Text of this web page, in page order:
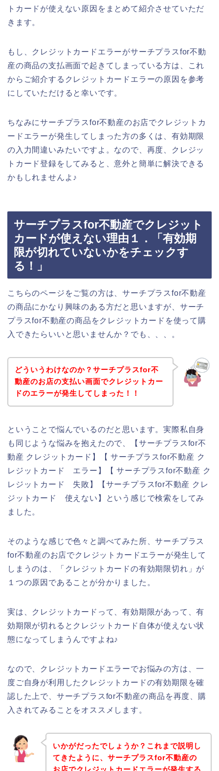
トカードが使えない原因をまとめて紹介させていただ
きます。
もし、クレジットカードエラーがサーチプラスfor不動
産の商品の支払画面で起きてしまっている方は、これ
からご紹介するクレジットカードエラーの原因を参考
にしていただけると幸いです。
ちなみにサーチプラスfor不動産のお店でクレジットカ
ードエラーが発生してしまった方の多くは、有効期限
の入力間違いみたいですよ。なので、再度、クレジッ
トカード登録をしてみると、意外と簡単に解決できる
かもしれませんよ♪
サーチプラスfor不動産でクレジット
カードが使えない理由１．「有効期
限が切れていないかをチェックす
る！」
こちらのページをご覧の方は、サーチプラスfor不動産
の商品にかなり興味のある方だと思いますが、サーチ
プラスfor不動産の商品をクレジットカードを使って購
入できたらいいと思いませんか？でも、、、。
どういうわけなのか？サーチプラスfor不
動産のお店の支払い画面でクレジットカー
ドのエラーが発生してしまった！！
ということで悩んでいるのだと思います。実際私自身
も同じような悩みを抱えたので、【サーチプラスfor不
動産 クレジットカード】【 サーチプラスfor不動産 ク
レジットカード エラー】【 サーチプラスfor不動産 ク
レジットカード 失敗】【サーチプラスfor不動産 クレ
ジットカード 使えない】という感じで検索をしてみ
ました。
そのような感じで色々と調べてみた所、サーチプラス
for不動産のお店でクレジットカードエラーが発生して
しまうのは、「クレジットカードの有効期限切れ」が
１つの原因であることが分かりました。
実は、クレジットカードって、有効期限があって、有
効期限が切れるとクレジットカード自体が使えない状
態になってしまうんですよね♪
なので、クレジットカードエラーでお悩みの方は、一
度ご自身が利用したクレジットカードの有効期限を確
認した上で、サーチプラスfor不動産の商品を再度、購
入されてみることをオススメします。
いかがだったでしょうか？これまで説明し
てきたように、サーチプラスfor不動産の
お店でクレジットカードエラーが発生する